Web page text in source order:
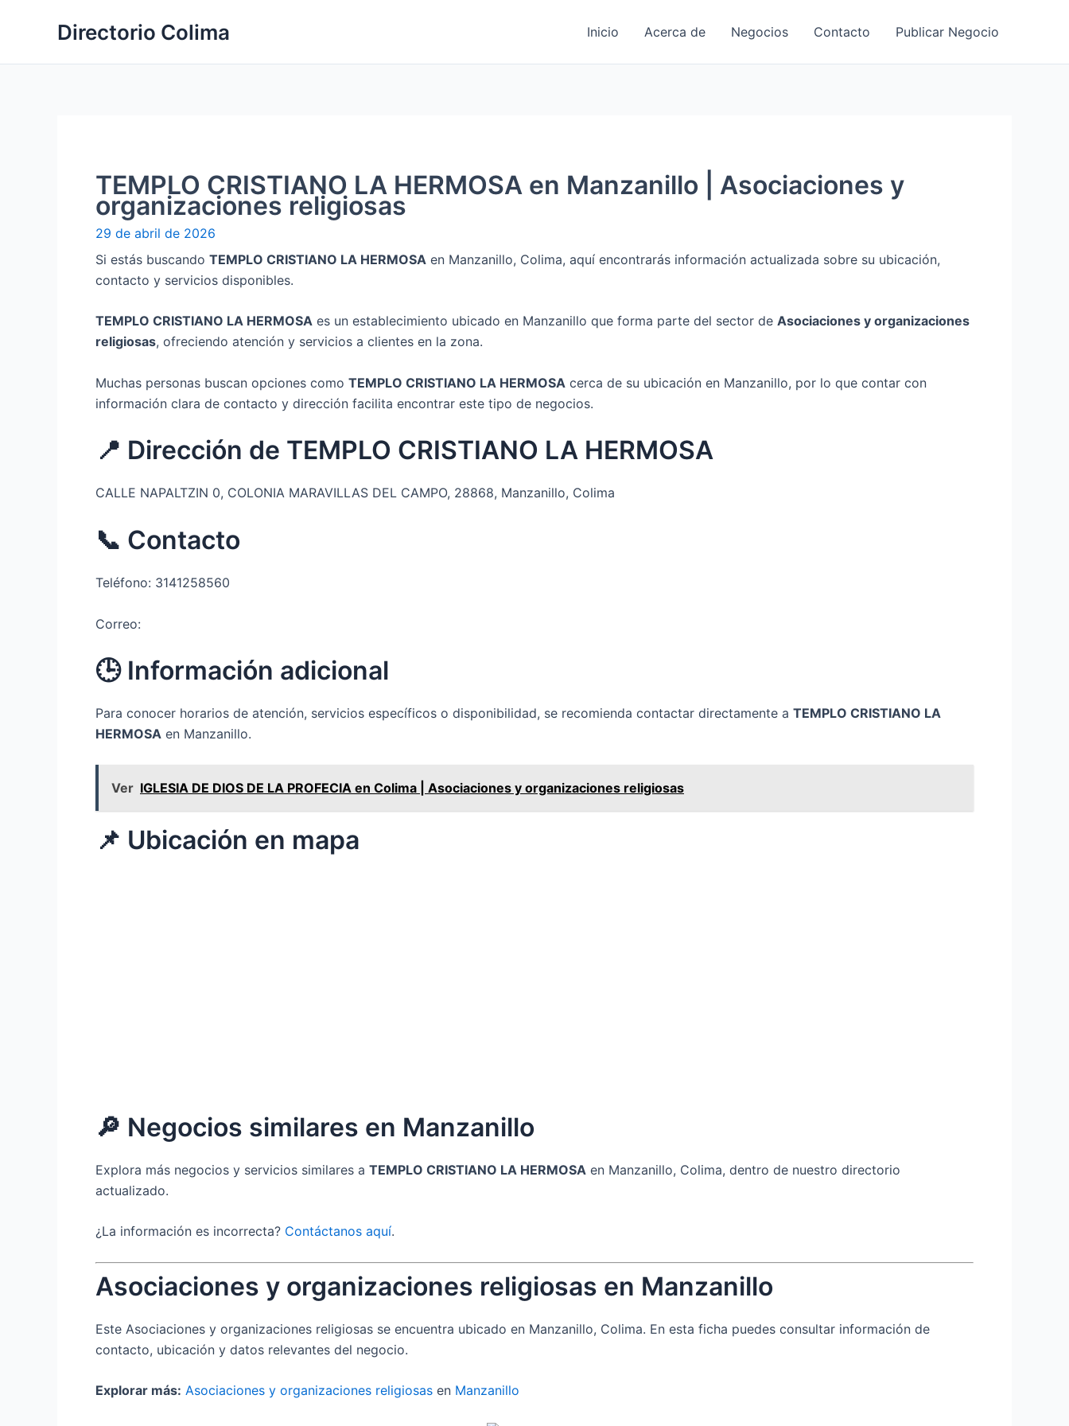
Directorio Colima Inicio Acerca de Negocios Contacto Publicar Negocio
TEMPLO CRISTIANO LA HERMOSA en Manzanillo | Asociaciones y
organizaciones religiosas
29 de abril de 2026
Si estás buscando TEMPLO CRISTIANO LA HERMOSA en Manzanillo, Colima, aquí encontrarás información actualizada sobre su ubicación,
contacto y servicios disponibles.
TEMPLO CRISTIANO LA HERMOSA es un establecimiento ubicado en Manzanillo que forma parte del sector de Asociaciones y organizaciones
religiosas, ofreciendo atención y servicios a clientes en la zona.
Muchas personas buscan opciones como TEMPLO CRISTIANO LA HERMOSA cerca de su ubicación en Manzanillo, por lo que contar con
información clara de contacto y dirección facilita encontrar este tipo de negocios.
📍 Dirección de TEMPLO CRISTIANO LA HERMOSA
CALLE NAPALTZIN 0, COLONIA MARAVILLAS DEL CAMPO, 28868, Manzanillo, Colima
📞 Contacto
Teléfono: 3141258560
Correo:
🕒 Información adicional
Para conocer horarios de atención, servicios específicos o disponibilidad, se recomienda contactar directamente a TEMPLO CRISTIANO LA
HERMOSA en Manzanillo.
Ver IGLESIA DE DIOS DE LA PROFECIA en Colima | Asociaciones y organizaciones religiosas
📌 Ubicación en mapa
🔎 Negocios similares en Manzanillo
Explora más negocios y servicios similares a TEMPLO CRISTIANO LA HERMOSA en Manzanillo, Colima, dentro de nuestro directorio
actualizado.
¿La información es incorrecta? Contáctanos aquí.
Asociaciones y organizaciones religiosas en Manzanillo
Este Asociaciones y organizaciones religiosas se encuentra ubicado en Manzanillo, Colima. En esta ficha puedes consultar información de
contacto, ubicación y datos relevantes del negocio.
Explorar más: Asociaciones y organizaciones religiosas en Manzanillo